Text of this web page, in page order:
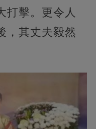
打擊。更令人
，其丈夫毅然